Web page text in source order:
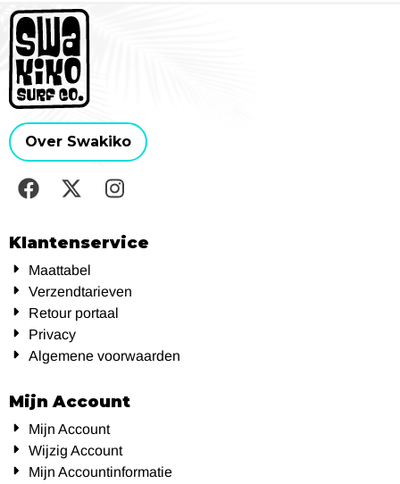
Over Swakiko
Klantenservice
Maattabel
Verzendtarieven
Retour portaal
Privacy
Algemene voorwaarden
Mijn Account
Mijn Account
Wijzig Account
Mijn Accountinformatie